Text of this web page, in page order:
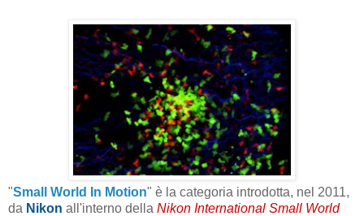
"Small World In Motion" è la categoria introdotta, nel 2011,
da Nikon all'interno della Nikon International Small World